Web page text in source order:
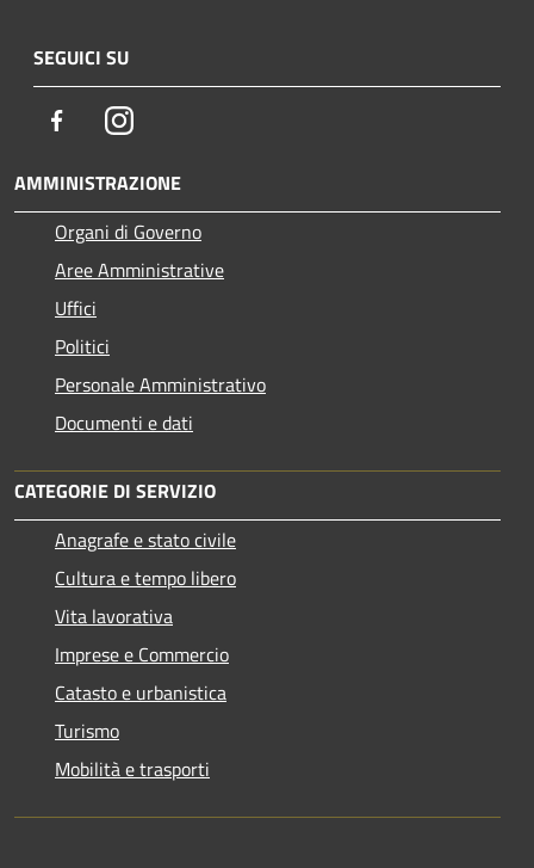
SEGUICI SU
FacebookInstagram
AMMINISTRAZIONE
Organi di Governo
Aree Amministrative
Uffici
Politici
Personale Amministrativo
Documenti e dati
CATEGORIE DI SERVIZIO
Anagrafe e stato civile
Cultura e tempo libero
Vita lavorativa
Imprese e Commercio
Catasto e urbanistica
Turismo
Mobilità e trasporti